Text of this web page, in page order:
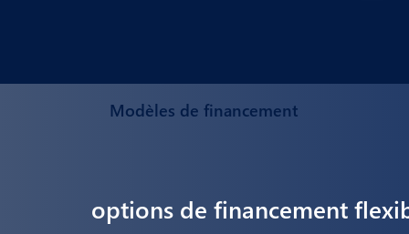
Modèles de financement
options de financement